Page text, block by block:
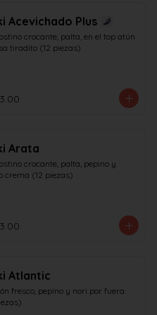
Acevichado Plus
crocante, palta, en el top atún
tiradito (12 piezas)
Arata
crocante, palta, pepino y
crema (12 piezas)
Atlantic
fresco, pepino y nori por fuera.